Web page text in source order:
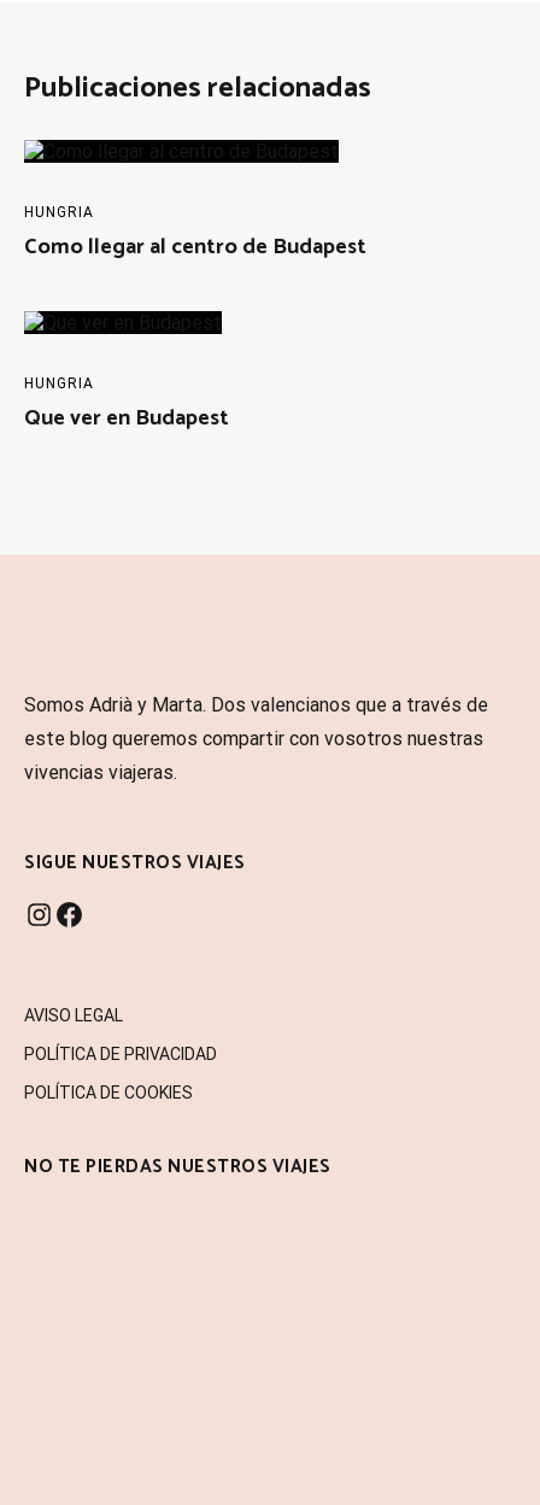
Publicaciones relacionadas
HUNGRIA
Como llegar al centro de Budapest
HUNGRIA
Que ver en Budapest
Somos Adrià y Marta. Dos valencianos que a través de
este blog queremos compartir con vosotros nuestras
vivencias viajeras.
SIGUE NUESTROS VIAJES
INSTAGRAM
AVISO LEGAL
POLÍTICA DE PRIVACIDAD
POLÍTICA DE COOKIES
NO TE PIERDAS NUESTROS VIAJES